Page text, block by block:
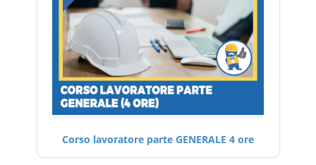
Corso lavoratore parte GENERALE 4 ore